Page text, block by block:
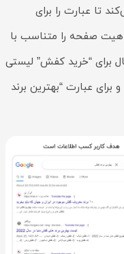
تا عبارت را برای
صفحه را متناسب با
برای “خرید کفش” لیستی
عبارت “بهترین برند